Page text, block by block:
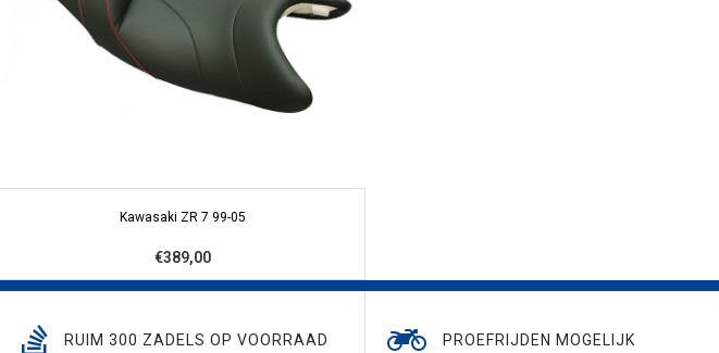
Kawasaki ZR 7 99-05
€389,00
RUIM 300 ZADELS OP VOORRAAD PROEFRIJDEN MOGELIJK